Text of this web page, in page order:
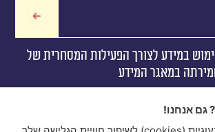
במידע לצורך הפעילות המסחרית של
במאגר המידע
גם אנחנו!